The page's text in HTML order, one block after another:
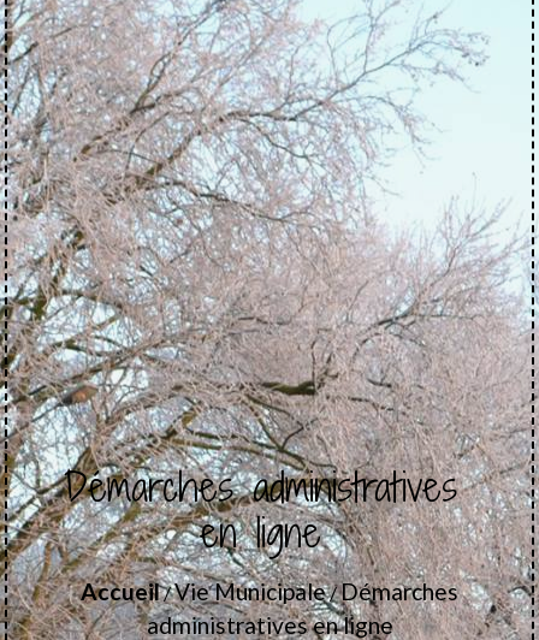
Démarches administratives
en ligne
Accueil/Vie Municipale/Démarches
administratives en ligne